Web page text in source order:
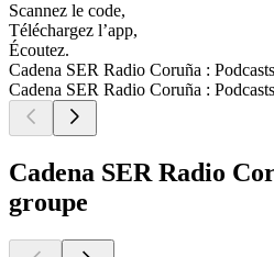
Scannez le code,
Téléchargez l’app,
Écoutez.
Cadena SER Radio Coruña :
Cadena SER Radio Coruña :
Cadena SER Radio
groupe